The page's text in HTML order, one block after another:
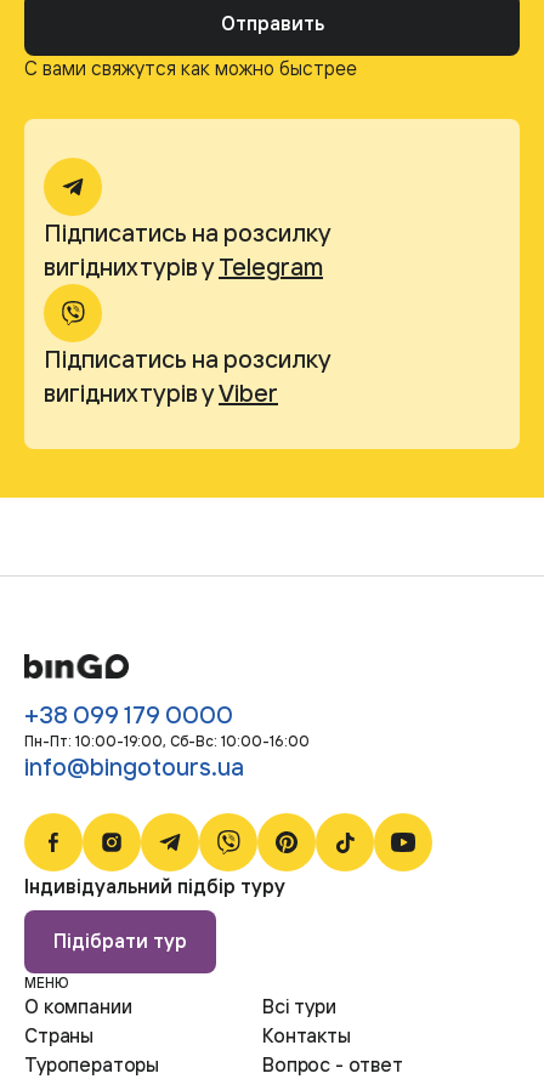
Отправить
С вами свяжутся как можно быстрее
Підписатись на розсилку
вигідних турів уTelegram
Підписатись на розсилку
вигідних турів уViber
+38 099 179 0000
Пн-Пт: 10:00-19:00, Сб-Bc: 10:00-16:00
info@bingotours.ua
Індивідуальний підбір туру
Підібрати тур
МЕНЮ
О компании
Всі тури
Страны
Контакты
Туроператоры
Вопрос - ответ